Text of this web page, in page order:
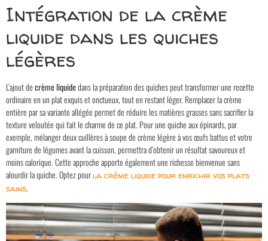
Intégration de la crème
liquide dans les quiches
légères
L’ajout decrème liquidedans la préparation des quiches peut transformer une recette
ordinaire en un plat exquis et onctueux, tout en restant léger. Remplacer la crème
entière par sa variante allégée permet de réduire les matières grasses sans sacrifier la
texture veloutée qui fait le charme de ce plat. Pour une quiche aux épinards, par
exemple, mélanger deux cuillères à soupe de crème légère à vos œufs battus et votre
garniture de légumes avant la cuisson, permettra d’obtenir un résultat savoureux et
moins calorique. Cette approche apporte également une richesse bienvenue sans
alourdir la quiche. Optez pourla crème liquide pour enrichir vos plats
sains.